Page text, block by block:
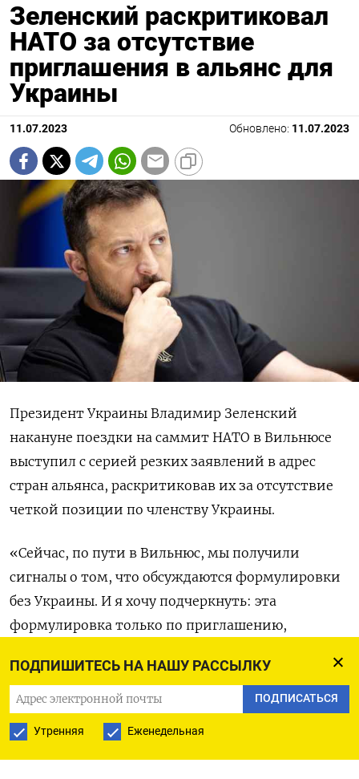
ПОДПИШИТЕСЬ НА НАШУ РАССЫЛКУ
ПОДПИСАТЬСЯ
Утренняя Еженедельная
Зеленский раскритиковал
НАТО за отсутствие
приглашения в альянс для
Украины
11.07.2023 Обновлено: 11.07.2023
Президент Украины Владимир Зеленский
накануне поездки на саммит НАТО в Вильнюсе
выступил с серией резких заявлений в адрес
стран альянса, раскритиковав их за отсутствие
четкой позиции по членству Украины.
«Сейчас, по пути в Вильнюс, мы получили
сигналы о том, что обсуждаются формулировки
без Украины. И я хочу подчеркнуть: эта
формулировка только по приглашению,
и абсурдно — когда нет временных рамок и для
приглашения (!), и для членства Украины», —
написал
Зеленский в своем телеграм-канале.
Он добавил, что у НАТО, похоже, нет готовности